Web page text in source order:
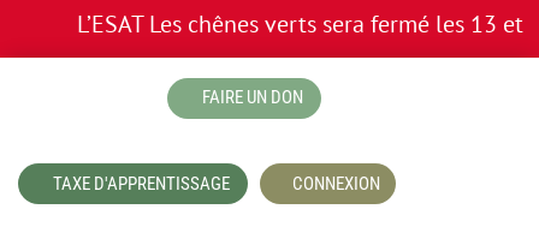
L’ESAT Les chênes verts sera fermé les 13
FAIRE UN DON
TAXE D'APPRENTISSAGE CONNEXION